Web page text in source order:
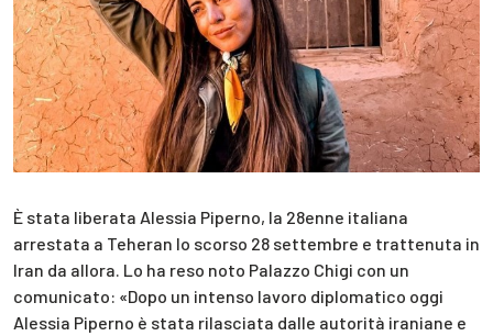
È stata liberata Alessia Piperno, la 28enne italiana
arrestata a Teheran lo scorso 28 settembre e trattenuta in
Iran da allora. Lo ha reso noto Palazzo Chigi con un
comunicato: «Dopo un intenso lavoro diplomatico oggi
Alessia Piperno è stata rilasciata dalle autorità iraniane e